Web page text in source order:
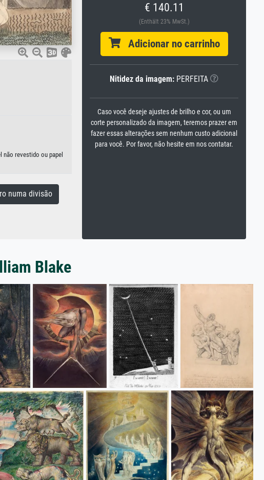
não revestido ou papel
numa divisão
€ 140.11
(Enthält 23% MwSt.)
Adicionar no carrinho
Nitidez da imagem: PERFEITA
Caso você deseje ajustes de brilho e cor, ou um
corte personalizado da imagem, teremos prazer em
fazer essas alterações sem nenhum custo adicional
para você. Por favor, não hesite em nos contatar.
Blake